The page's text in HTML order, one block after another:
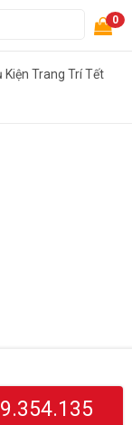
0
Kiện Trang Trí Tết